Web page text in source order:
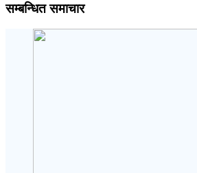
सम्बन्धित समाचार